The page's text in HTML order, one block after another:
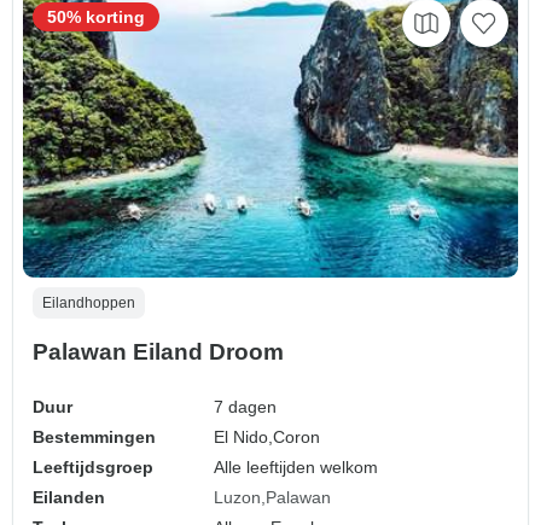
Eilandhoppen
Palawan Eiland Droom
Duur
7 dagen
Bestemmingen
El Nido,Coron
Leeftijdsgroep
Alle leeftijden welkom
Eilanden
Luzon Palawan
50% korting